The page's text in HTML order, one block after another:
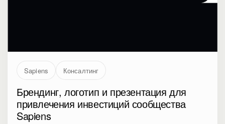
Sapiens Консалтинг
Брендинг, логотип и презентация для
привлечения инвестиций сообщества
Sapiens